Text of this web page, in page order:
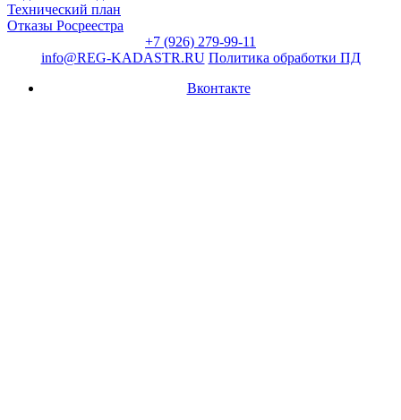
Технический план
Отказы Росреестра
+7 (926) 279-99-11
info@REG-KADASTR.RU Политика обработки ПД
Вконтакте